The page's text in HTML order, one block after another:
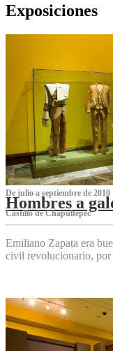
Exposiciones
De julio a septiembre de 2010
Hombres a
Castillo de Chapultepec
Emiliano Zapata era
civil revolucionario,